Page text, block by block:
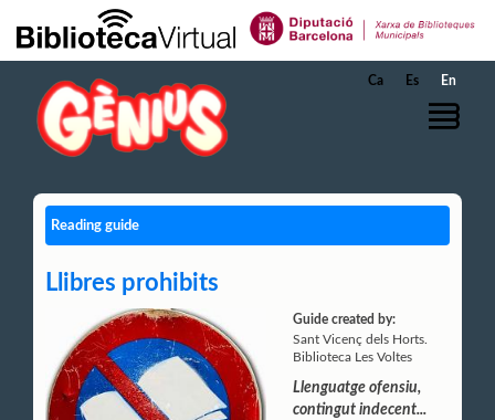
Skip to Main Content
Ca Es En
Reading guide
Llibres prohibits
Guide created by:
Sant Vicenç dels Horts.
Biblioteca Les Voltes
Llenguatge ofensiu,
contingut indecent...